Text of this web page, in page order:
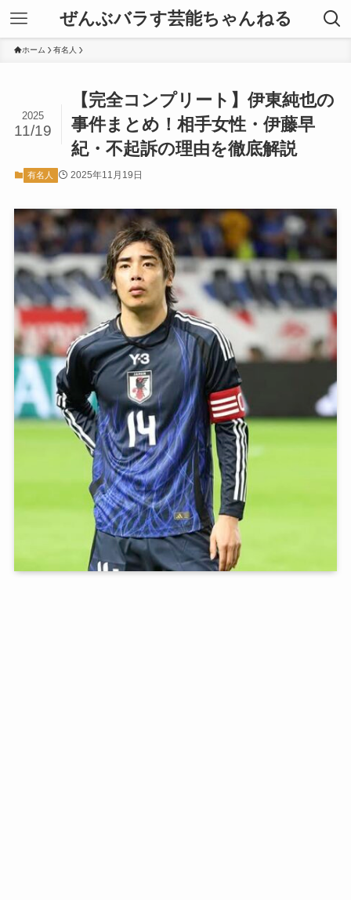
ぜんぶバラす芸能ちゃんねる
ホーム 有名人
【完全コンプリート】伊東純也の
事件まとめ！相手女性・伊藤早
紀・不起訴の理由を徹底解説
2025
11/19
有名人 2025年11月19日